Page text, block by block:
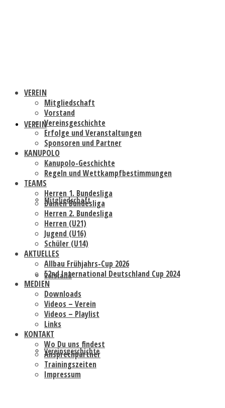
VEREIN
Mitgliedschaft
Vorstand
Vereinsgeschichte
VEREIN
Mitgliedschaft
Vorstand
Vereinsgeschichte
Erfolge und Veranstaltungen
Sponsoren und Partner
KANUPOLO
Kanupolo-Geschichte
Regeln und Wettkampfbestimmungen
TEAMS
Herren 1. Bundesliga
Damen Bundesliga
Herren 2. Bundesliga
Herren (U21)
Jugend (U16)
Schüler (U14)
AKTUELLES
Allbau Frühjahrs-Cup 2026
52nd International Deutschland Cup 2024
MEDIEN
Downloads
Videos – Verein
Videos – Playlist
Links
KONTAKT
Wo Du uns findest
Ansprechpartner
Trainingszeiten
Impressum